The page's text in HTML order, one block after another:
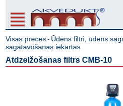
Visas preces - Ūdens filtri, ūdens
sagatavošanas iekārtas
Atdzelžošanas filtrs CMB-10